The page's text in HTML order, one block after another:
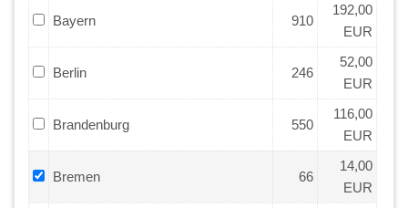
Bayern 910
192,00
EUR
Berlin 246
52,00
EUR
Brandenburg 550
116,00
EUR
Bremen 66
14,00
EUR